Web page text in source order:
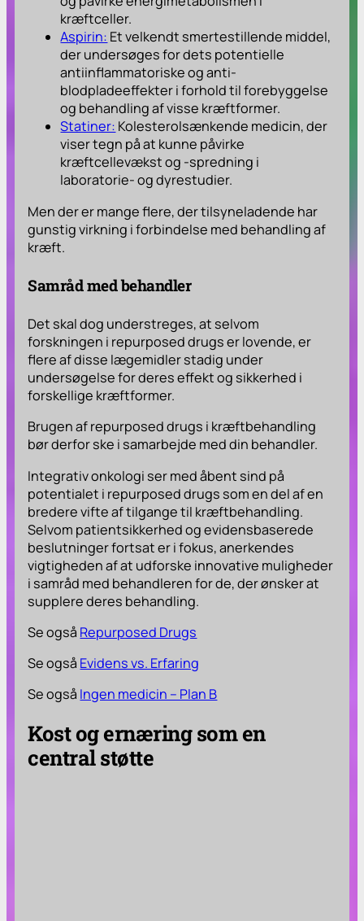
kræftceller.
Aspirin: Et velkendt smertestillende middel,
der undersøges for dets potentielle
antiinflammatoriske og anti-
blodpladeeffekter i forhold til forebyggelse
og behandling af visse kræftformer.
Statiner: Kolesterolsænkende medicin, der
viser tegn på at kunne påvirke
kræftcellevækst og -spredning i
laboratorie- og dyrestudier.
Men der er mange flere, der tilsyneladende har
gunstig virkning i forbindelse med behandling af
kræft.
Samråd med behandler
Det skal dog understreges, at selvom
forskningen i repurposed drugs er lovende, er
flere af disse lægemidler stadig under
undersøgelse for deres effekt og sikkerhed i
forskellige kræftformer.
Brugen af repurposed drugs i kræftbehandling
bør derfor ske i samarbejde med din behandler.
Integrativ onkologi ser med åbent sind på
potentialet i repurposed drugs som en del af en
bredere vifte af tilgange til kræftbehandling.
Selvom patientsikkerhed og evidensbaserede
beslutninger fortsat er i fokus, anerkendes
vigtigheden af at udforske innovative muligheder
i samråd med behandleren for de, der ønsker at
supplere deres behandling.
Se også Repurposed Drugs
Se også Evidens vs. Erfaring
Se også Ingen medicin – Plan B
Kost og ernæring som en
central støtte